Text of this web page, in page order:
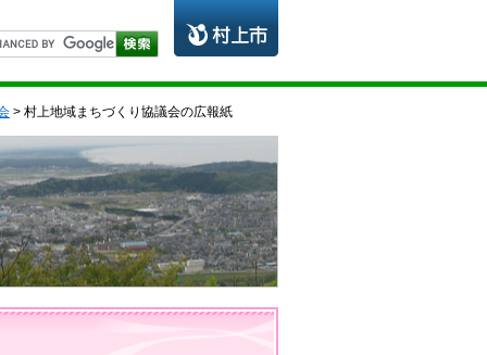
> 村上地域まちづくり協議会の広報紙